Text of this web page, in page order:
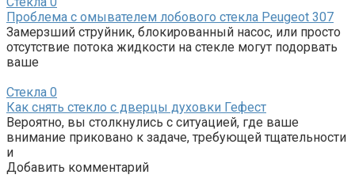
Проблема с омывателем лобового стекла Peugeot 307
Замерзший струйник, блокированный насос, или просто
отсутствие потока жидкости на стекле могут подорвать
ваше
Стекла 0
Как снять стекло с дверцы духовки Гефест
Вероятно, вы столкнулись с ситуацией, где ваше
внимание приковано к задаче, требующей тщательности
и
Добавить комментарий